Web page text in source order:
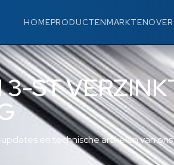
HOMEPRODUCTENMARKTEN
3-ST
en technische artikelen van